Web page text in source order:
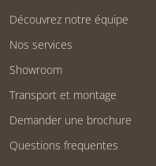
Découvrez notre équipe
Nos services
Showroom
Transport et montage
Demander une brochure
Questions frequentes